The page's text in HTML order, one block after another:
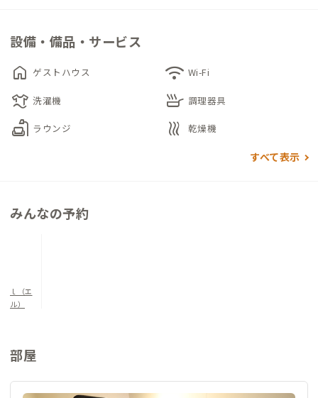
設備・備品・サービス
home ゲストハウス wifi Wi-Fi
laundry 洗濯機 skillet 調理器具
scene ラウンジ heat 乾燥機
すべて表示
みんなの予約
ｌ（エ
ル）
部屋